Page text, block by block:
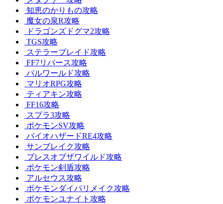
知恵のかりもの攻略
魔女の泉R攻略
ドラゴンズドグマ2攻略
TGS攻略
ステラーブレイド攻略
FF7リバース攻略
パルワールド攻略
マリオRPG攻略
ティアキン攻略
FF16攻略
スプラ3攻略
ポケモンSV攻略
バイオハザードRE4攻略
サンブレイク攻略
ブレスオブザワイルド攻略
ポケモン剣盾攻略
アルセウス攻略
ポケモンダイパリメイク攻略
ポケモンユナイト攻略